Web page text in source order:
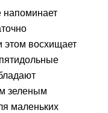
этом восхищает
зеленым
маленьких